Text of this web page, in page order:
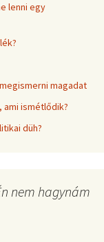
lenni egy
magadat
ami ismétlődik?
düh?
nem hagynám